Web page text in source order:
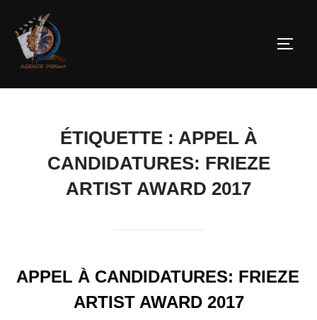
ÉTIQUETTE : APPEL À
CANDIDATURES: FRIEZE
ARTIST AWARD 2017
APPEL À CANDIDATURES: FRIEZE
ARTIST AWARD 2017